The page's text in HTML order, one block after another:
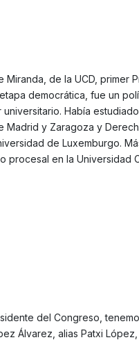
Miranda, de la UCD, primer
democrática, fue un
Había
Madrid y Zaragoza y
de Luxemburgo.
procesal en la Universidad
del Congreso,
Álvarez, alias Patxi López,